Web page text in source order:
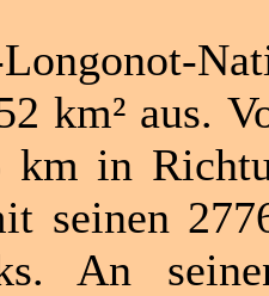
km² aus.
km in
seinen
An